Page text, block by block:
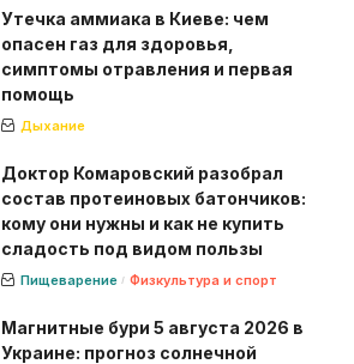
Утечка аммиака в Киеве: чем
опасен газ для здоровья,
симптомы отравления и первая
помощь
Дыхание
Доктор Комаровский разобрал
состав протеиновых батончиков:
кому они нужны и как не купить
сладость под видом пользы
Пищеварение Физкультура и спорт
Магнитные бури 5 августа 2026 в
Украине: прогноз солнечной